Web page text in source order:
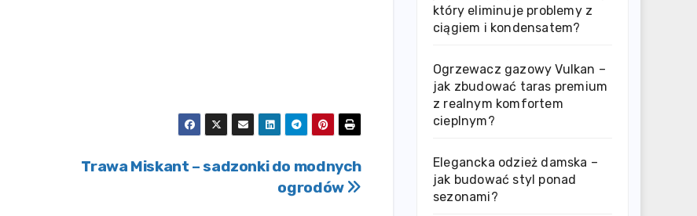
Trawa Miskant – sadzonki do modnych
ogrodów
który eliminuje problemy z
ciągiem i kondensatem?
Ogrzewacz gazowy Vulkan –
jak zbudować taras premium
z realnym komfortem
cieplnym?
Elegancka odzież damska –
jak budować styl ponad
sezonami?